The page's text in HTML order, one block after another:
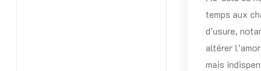
temps aux
d’usure,
altérer
mais